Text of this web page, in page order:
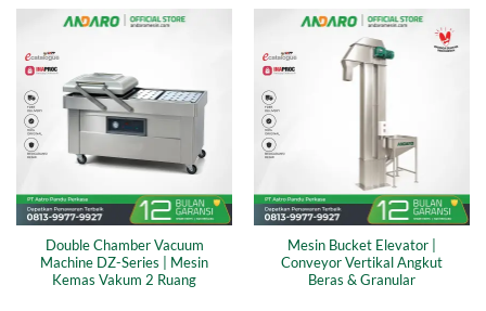
Double Chamber Vacuum
Machine DZ-Series | Mesin
Kemas Vakum 2 Ruang
Mesin Bucket Elevator |
Conveyor Vertikal Angkut
Beras & Granular